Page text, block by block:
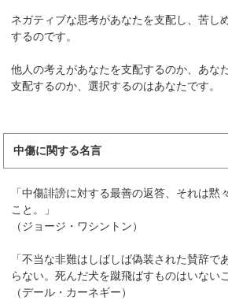
ネガティブな思考があなたを支配し、苦し
するのです。
他人の考えがあなたを支配するのか、あな
支配するのか、選択するのはあなたです。
中傷に関する名言
「中傷誹謗に対する最善の返答、それは黙
こと。」
（ジョージ・ワシントン）
「不当な非難はしばしば偽装された賛辞で
らない。死んだ犬を蹴飛ばすものはいない
（デール・カーネギー）